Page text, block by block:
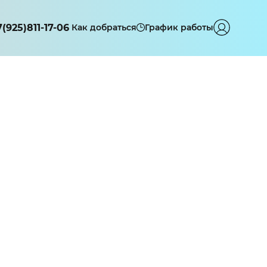
17-06 Как добраться График работы